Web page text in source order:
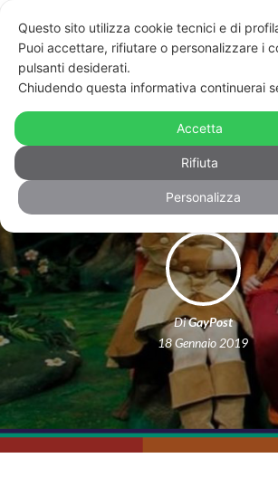
Dalla Melevisione al
ritorno di Tonio
DiGayPost
18 Gennaio 2019
Questo sito utilizza cookie tecnici e di
Puoi accettare, rifiutare o personalizzare i
pulsanti desiderati.
Chiudendo questa informativa continuerai
Accetta
Rifiuta
Personalizza